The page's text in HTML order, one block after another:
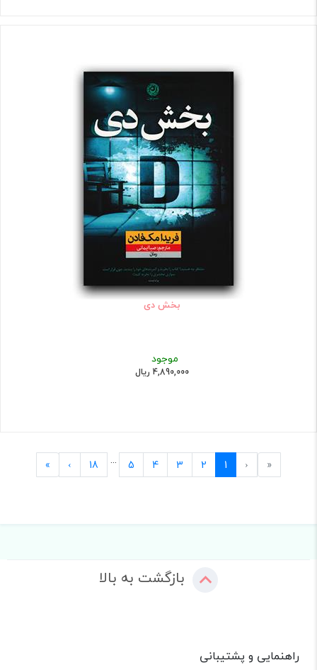
بخش دی
موجود
4,890,000 ریال
«
First
‹
Previous
1
2
3
4
5
...
18
›
Next
»
بازگشت به بالا
راهنمایی و پشتیبانی